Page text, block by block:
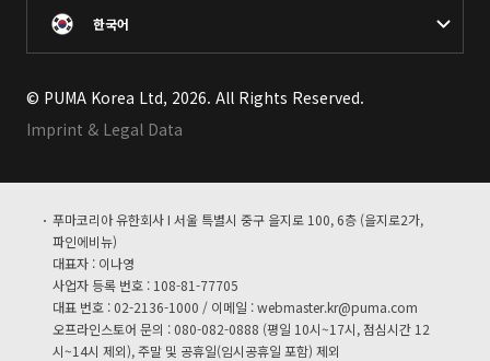
한국어
© PUMA Korea Ltd, 2026. All Rights Reserved.
Imprint & Legal Data
푸마코리아 유한회사 I 서울 특별시 중구 을지로 100, 6층 (을지로2가,
파인에비뉴)
대표자 : 이나영
사업자 등록 번호 : 108-81-77705
대표 번호 : 02-2136-1000 / 이메일 :webmaster.kr@puma.com
오프라인스토어 문의 : 080-082-0888 (평일 10시~17시, 점심시간 12
시~14시 제외), 주말 및 공휴일(임시공휴일 포함) 제외